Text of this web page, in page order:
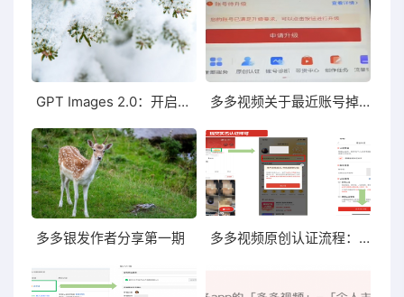
GPT Images 2.0：开启智能图像生成的新纪元 多多视频关于最近账号掉等级异常问题
多多银发作者分享第一期 多多视频原创认证流程：一创露脸作者提交实名认证即可